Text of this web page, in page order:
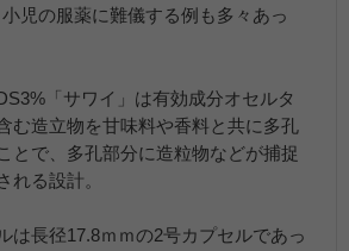
児の服薬に難儀する例も多々あっ
「サワイ」は有効成分オセルタ
む造立物を甘味料や香料と共に多孔
とで、多孔部分に造粒物などが捕捉
れる設計。
は長径17.8ｍｍの2号カプセルであっ